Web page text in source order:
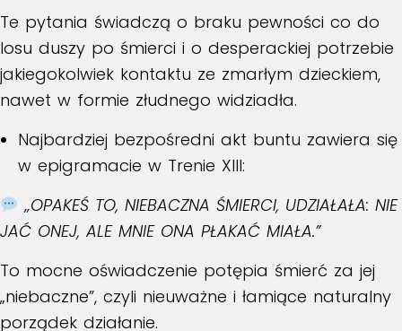
Te pytania świadczą o braku pewności co do
losu duszy po śmierci i o desperackiej potrzebie
jakiegokolwiek kontaktu ze zmarłym dzieckiem,
nawet w formie złudnego widziadła.
Najbardziej bezpośredni akt buntu zawiera się
w epigramacie w Trenie XIII:
„OPAKEŚ TO, NIEBACZNA ŚMIERCI, UDZIAŁAŁA: NIE
JAĆ ONEJ, ALE MNIE ONA PŁAKAĆ MIAŁA.”
To mocne oświadczenie potępia śmierć za jej
„niebaczne”, czyli nieuważne i łamiące naturalny
porządek działanie.